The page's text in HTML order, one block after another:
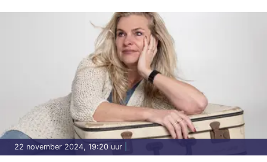
22 november 2024, 19:20 uur